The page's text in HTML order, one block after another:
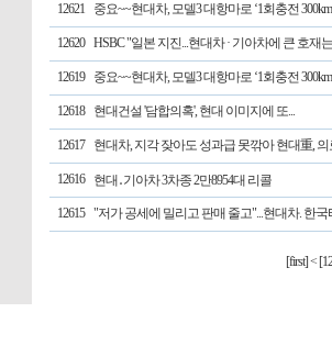
12621 중요~~현대차, 모델3 대항마로 ‘1회충전
12620 HSBC "일본 지진...현대차 · 기아차에 큰 호재
12619 중요~~현대차, 모델3 대항마로 ‘1회충전
12618 현대건설 '담합의혹', 현대 이미지에 또...
12617 현대차, 지각 잦아도 성과급 못깎아 현대重, 의
12616 현대․기아차 3차종 2만8954대 리콜
12615 "저가 공세에 밀리고 판매 줄고"...현대차. 한
[first]<